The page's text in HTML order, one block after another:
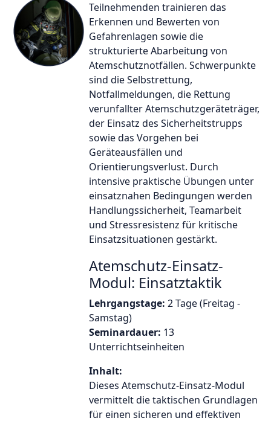
Teilnehmenden trainieren das
Erkennen und Bewerten von
Gefahrenlagen sowie die
strukturierte Abarbeitung von
Atemschutznotfällen. Schwerpunkte
sind die Selbstrettung,
Notfallmeldungen, die Rettung
verunfallter Atemschutzgeräteträger,
der Einsatz des Sicherheitstrupps
sowie das Vorgehen bei
Geräteausfällen und
Orientierungsverlust. Durch
intensive praktische Übungen unter
einsatznahen Bedingungen werden
Handlungssicherheit, Teamarbeit
und Stressresistenz für kritische
Einsatzsituationen gestärkt.
Atemschutz-Einsatz-
Modul: Einsatztaktik
Lehrgangstage: 2 Tage (Freitag -
Samstag)
Seminardauer: 13
Unterrichtseinheiten
Inhalt:
Dieses Atemschutz-Einsatz-Modul
vermittelt die taktischen Grundlagen
für einen sicheren und effektiven